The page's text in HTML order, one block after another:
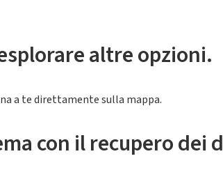
altre opzioni.
a te direttamente sulla mappa.
con il recupero dei